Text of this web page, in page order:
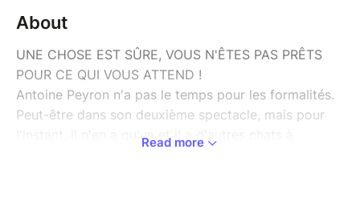
About
UNE CHOSE EST SÛRE, VOUS N'ÊTES PAS PRÊTS
POUR CE QUI VOUS ATTEND !
Antoine Peyron n'a pas le temps pour les formalités.
Peut-être dans son deuxième spectacle, mais pour
l'instant, il n'en a qu'un et il a d'autres chats à
Read more